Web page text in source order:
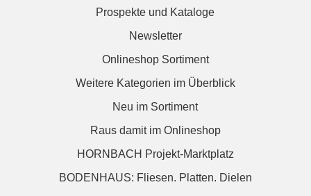
Prospekte und Kataloge
Newsletter
Onlineshop Sortiment
Weitere Kategorien im Überblick
Neu im Sortiment
Raus damit im Onlineshop
HORNBACH Projekt-Marktplatz
BODENHAUS: Fliesen. Platten. Dielen